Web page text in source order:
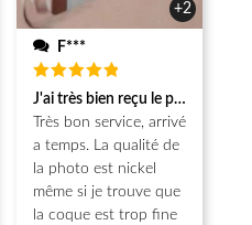
+2
F***
Note5
sur 5
J'ai très bien reçu le produit.
Très bon service, arrivé
a temps. La qualité de
la photo est nickel
même si je trouve que
la coque est trop fine